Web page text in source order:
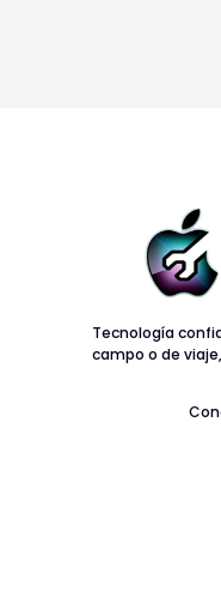
Tecnología
campo o de